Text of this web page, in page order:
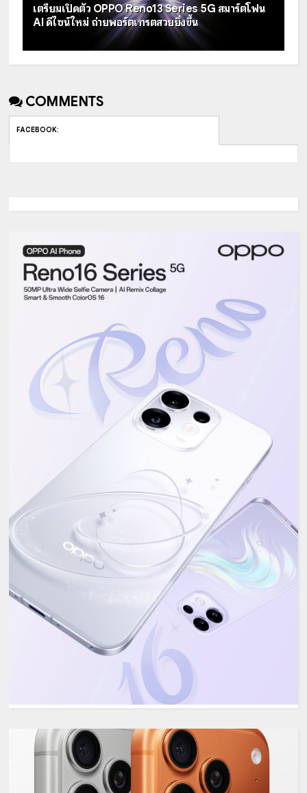
เตรียมเปิดตัว OPPO Reno13 Series 5G สมาร์ตโฟน
AI ดีไซน์ใหม่ ถ่ายพอร์ตเทรตสวยยิ่งขึ้น
COMMENTS
FACEBOOK: